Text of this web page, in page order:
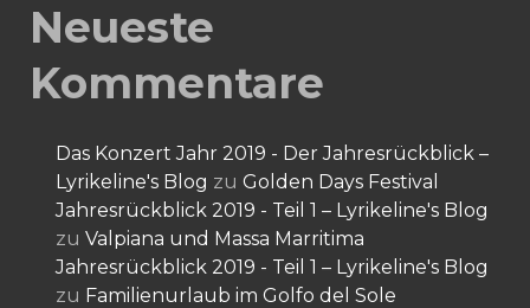
Neueste
Kommentare
Das Konzert Jahr 2019 - Der Jahresrückblick –
Lyrikeline's Blog zu Golden Days Festival
Jahresrückblick 2019 - Teil 1 – Lyrikeline's Blog
zu Valpiana und Massa Marritima
Jahresrückblick 2019 - Teil 1 – Lyrikeline's Blog
zu Familienurlaub im Golfo del Sole